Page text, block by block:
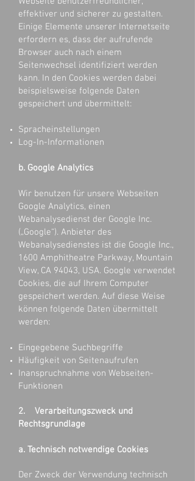
effektiver und sicherer zu gestalten.
Einige Elemente unserer Internetseite
erfordern es, dass der aufrufende
Browser auch nach einem
Seitenwechsel identifiziert werden
kann. In den Cookies werden dabei
beispielsweise folgende Daten
gespeichert und übermittelt:
Spracheinstellungen
Log-In-Informationen
b. Google Analytics
Wir benutzen für unsere Webseiten
Google Analytics, einen
Webanalysedienst der Google Inc.
(„Google“). Anbieter des
Webanalysedienstes ist die Google Inc.,
1600 Amphitheatre Parkway, Mountain
View, CA 94043, USA. Google verwendet
Cookies, die auf Ihrem Computer
gespeichert werden. Auf diese Weise
können folgende Daten übermittelt
werden:
Eingegebene Suchbegriffe
Häufigkeit von Seitenaufrufen
Inanspruchnahme von Webseiten-
Funktionen
2. Verarbeitungszweck und
Rechtsgrundlage
a. Technisch notwendige Cookies
Der Zweck der Verwendung technisch